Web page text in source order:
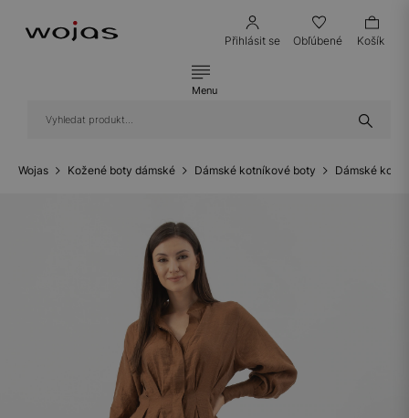
Přihlásit se Obľúbené Košík
Menu
Wojas Kožené boty dámské Dámské kotníkové boty Dámské